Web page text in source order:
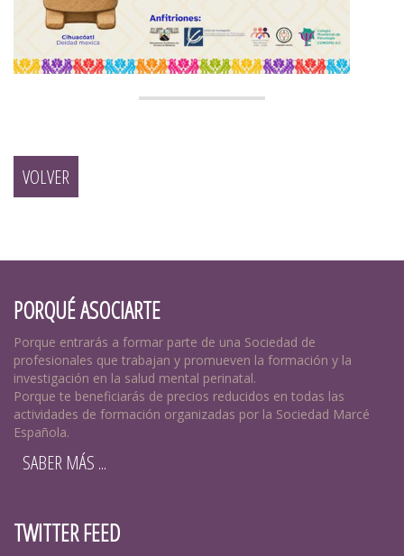
VOLVER
PORQUÉ ASOCIARTE
Porque entrarás a formar parte de una Sociedad de
profesionales que trabajan y promueven la formación y la
investigación en la salud mental perinatal.
Porque te beneficiarás de precios reducidos en todas las
actividades de formación organizadas por la Sociedad Marcé
Española.
SABER MÁS ...
TWITTER FEED